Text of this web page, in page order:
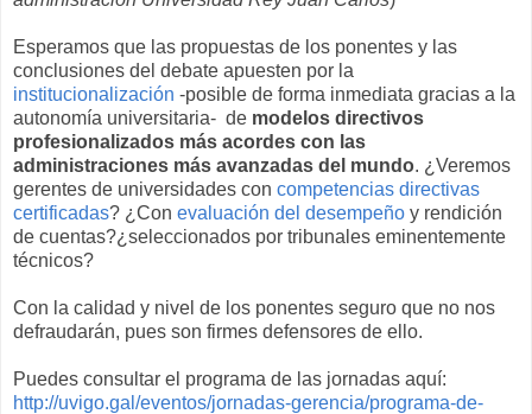
Esperamos que las propuestas de los ponentes y las
conclusiones del debate apuesten por la
institucionalización -posible de forma inmediata gracias a la
autonomía universitaria- de modelos directivos
profesionalizados más acordes con las
administraciones más avanzadas del mundo. ¿Veremos
gerentes de universidades con competencias directivas
certificadas? ¿Con evaluación del desempeño y rendición
de cuentas?¿seleccionados por tribunales eminentemente
técnicos?
Con la calidad y nivel de los ponentes seguro que no nos
defraudarán, pues son firmes defensores de ello.
Puedes consultar el programa de las jornadas aquí:
http://uvigo.gal/eventos/jornadas-gerencia/programa-de-